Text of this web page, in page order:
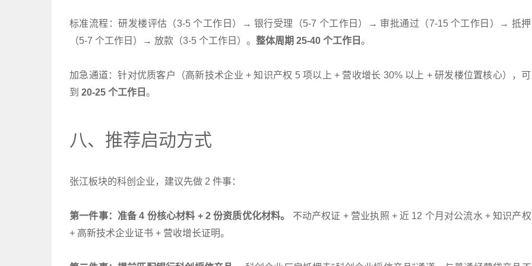
标准流程：研发楼评估（3-5 个工作日）→ 银行受理（5-7 个工作日）→ 审批通过（7-15 个工作日）→ 抵
（5-7 个工作日）→ 放款（3-5 个工作日）。 整体周期 25-40 个工作日 。
加急通道：针对优质客户（高新技术企业 + 知识产权 5 项以上 + 营收增长 30% 以上 + 研发楼位置核心），
到 20-25 个工作日 。
八、推荐启动方式
张江板块的科创企业，建议先做 2 件事：
第一件事：准备 4 份核心材料 + 2 份资质优化材料。
不动产权证 + 营业执照 + 近 12 个月对公流水 + 知识产
+ 高新技术企业证书 + 营收增长证明。